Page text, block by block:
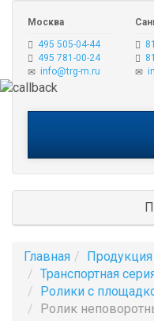
Москва
495 505-04-44
495 781-00-24
info@trg-m.ru
Главная Продукция
Транспортная
Ролики с
Ролик